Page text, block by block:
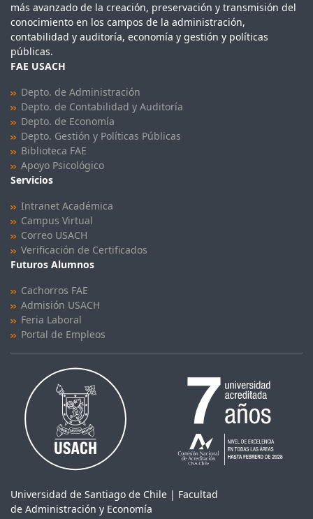
más avanzado de la creación, preservación y transmisión del
conocimiento en los campos de la administración,
contabilidad y auditoría, economía y gestión y políticas
públicas.
FAE USACH
Depto. de Administración
Depto. de Contabilidad y Auditoría
Depto. de Economía
Depto. Gestión y Políticas Públicas
Biblioteca FAE
Apoyo Psicológico
Servicios
Intranet Académica
Campus Virtual
Correo USACH
Verificación de Certificados
Futuros Alumnos
Cachorros FAE
Admisión USACH
Feria Laboral
Portal de Empleos
Universidad de Santiago de Chile | Facultad
de Administración y Economía